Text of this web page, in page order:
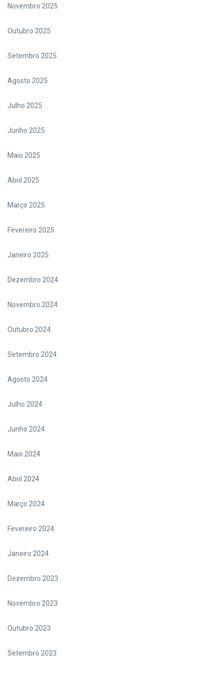
Novembro 2025
Outubro 2025
Setembro 2025
Agosto 2025
Julho 2025
Junho 2025
Maio 2025
Abril 2025
Março 2025
Fevereiro 2025
Janeiro 2025
Dezembro 2024
Novembro 2024
Outubro 2024
Setembro 2024
Agosto 2024
Julho 2024
Junho 2024
Maio 2024
Abril 2024
Março 2024
Fevereiro 2024
Janeiro 2024
Dezembro 2023
Novembro 2023
Outubro 2023
Setembro 2023